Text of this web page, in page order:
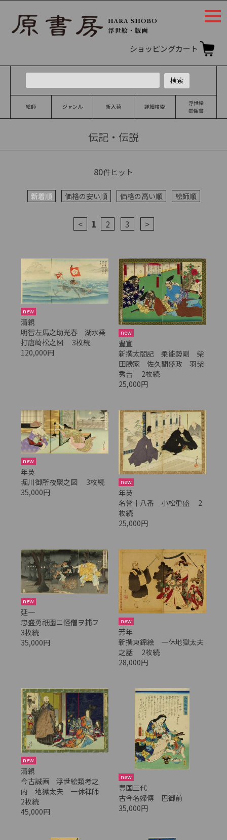
ショッピングカート
絵師 ジャンル 新入荷 詳細検索
浮世絵
関係書
伝記・伝説
80件ヒット
新着順 価格の安い順 価格の高い順 絵師順
< 1 2 3 >
new
清親
明智左馬之助光春 湖水乗
打唐崎松之図 3枚続
120,000円
new
豊宣
新撰太閤記 柔能勢剛 柴
田勝家 佐久間盛政 羽柴
秀吉 2枚続
25,000円
new
年英
堀川御所夜聚之図 3枚続
35,000円
new
年英
名誉十八番 小松重盛 2
枚続
25,000円
new
延一
忠盛勇祇園ニ怪僧ヲ捕フ
3枚続
35,000円
new
芳年
新撰東錦絵 一休地獄太夫
之話 2枚続
28,000円
new
清親
今古誠画 浮世絵類考之
内 地獄太夫 一休禅師
2枚続
45,000円
new
豊国三代
古今名婦傳 巴御前
35,000円